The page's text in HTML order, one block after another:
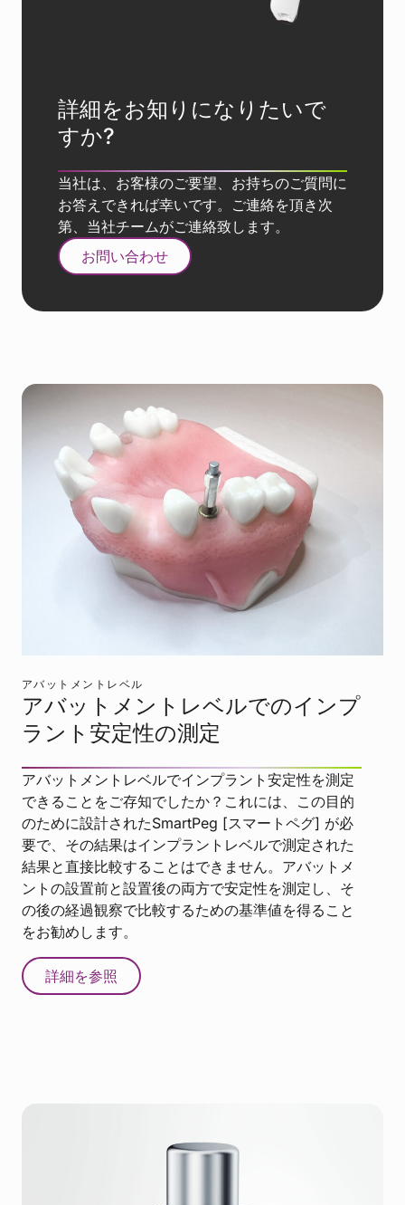
詳細をお知りになりたいで
すか?
当社は、お客様のご要望、お持ちのご質問に
お答えできれば幸いです。ご連絡を頂き次
第、当社チームがご連絡致します。
お問い合わせ
アバットメントレベル
アバットメントレベルでのインプ
ラント安定性の測定
アバットメントレベルでインプラント安定性を測定
できることをご存知でしたか？これには、この目的
のために設計されたSmartPeg [スマートペグ] が必
要で、その結果はインプラントレベルで測定された
結果と直接比較することはできません。アバットメ
ントの設置前と設置後の両方で安定性を測定し、そ
の後の経過観察で比較するための基準値を得ること
をお勧めします。
詳細を参照